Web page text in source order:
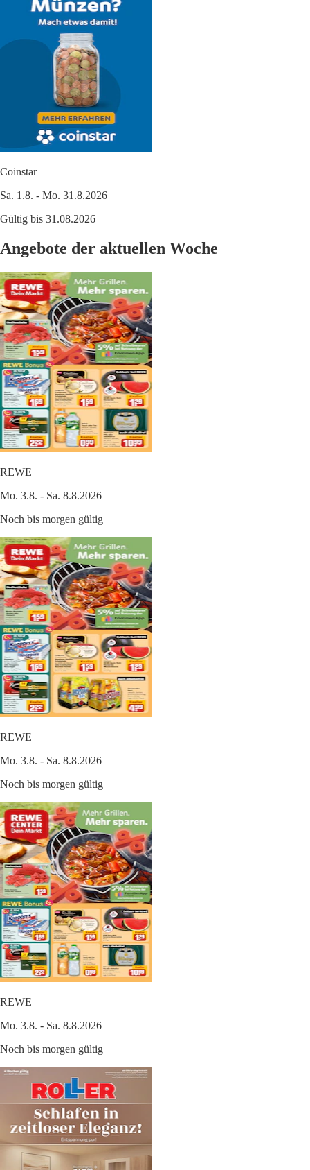
Coinstar
Sa. 1.8. - Mo. 31.8.2026
Gültig bis 31.08.2026
Angebote der aktuellen Woche
REWE
Mo. 3.8. - Sa. 8.8.2026
Noch bis morgen gültig
REWE
Mo. 3.8. - Sa. 8.8.2026
Noch bis morgen gültig
REWE
Mo. 3.8. - Sa. 8.8.2026
Noch bis morgen gültig